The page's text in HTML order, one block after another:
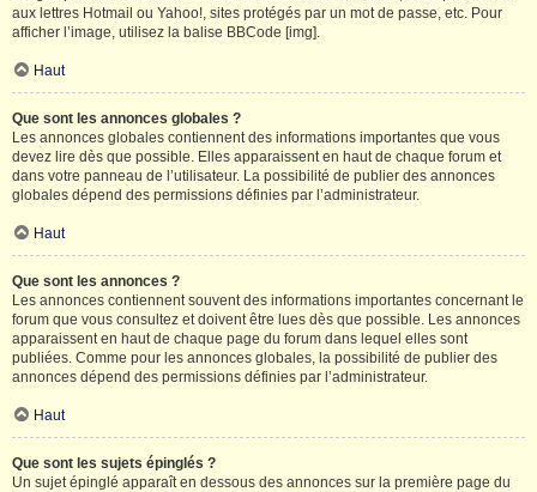
aux lettres Hotmail ou Yahoo!, sites protégés par un mot de passe, etc. Pour
afficher l’image, utilisez la balise BBCode [img].
Haut
Que sont les annonces globales ?
Les annonces globales contiennent des informations importantes que vous
devez lire dès que possible. Elles apparaissent en haut de chaque forum et
dans votre panneau de l’utilisateur. La possibilité de publier des annonces
globales dépend des permissions définies par l’administrateur.
Haut
Que sont les annonces ?
Les annonces contiennent souvent des informations importantes concernant le
forum que vous consultez et doivent être lues dès que possible. Les annonces
apparaissent en haut de chaque page du forum dans lequel elles sont
publiées. Comme pour les annonces globales, la possibilité de publier des
annonces dépend des permissions définies par l’administrateur.
Haut
Que sont les sujets épinglés ?
Un sujet épinglé apparaît en dessous des annonces sur la première page du